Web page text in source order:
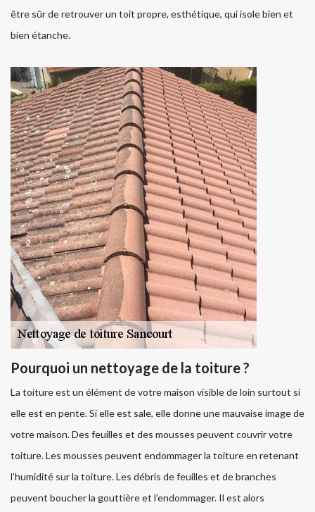
être sûr de retrouver un toit propre, esthétique, qui isole bien et
bien étanche.
Pourquoi un nettoyage de la toiture ?
La toiture est un élément de votre maison visible de loin surtout si
elle est en pente. Si elle est sale, elle donne une mauvaise image de
votre maison. Des feuilles et des mousses peuvent couvrir votre
toiture. Les mousses peuvent endommager la toiture en retenant
l’humidité sur la toiture. Les débris de feuilles et de branches
peuvent boucher la gouttière et l’endommager. Il est alors